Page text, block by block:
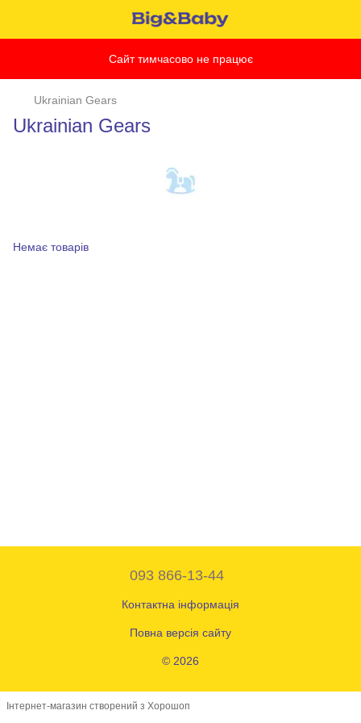
Сайт тимчасово не працює
Ukrainian Gears
Ukrainian Gears
Немає товарів
093 866-13-44
Контактна інформація
Повна версія сайту
© 2026
Інтернет-магазин створений з Хорошоп